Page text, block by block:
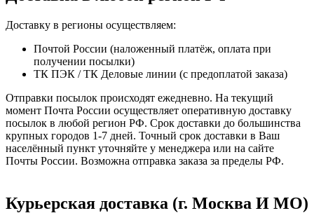
Доставку в регионы осуществляем:
Почтой России (наложенный платёж, оплата при
получении посылки)
ТК ПЭК / ТК Деловые линии (с предоплатой заказа)
Отправки посылок происходят ежедневно. На текущий
момент Почта России осуществляет оперативную доставку
посылок в любой регион РФ. Срок доставки до большинства
крупных городов 1-7 дней. Точный срок доставки в Ваш
населённый пункт уточняйте у менеджера или на сайте
Почты России. Возможна отправка заказа за пределы РФ.
Курьерская доставка (г. Москва И МО)